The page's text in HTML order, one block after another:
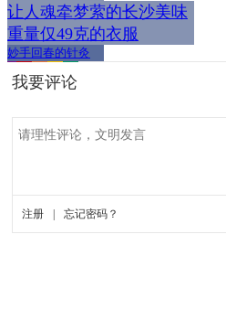
让人魂牵梦萦的长沙美味
重量仅49克的衣服
妙手回春的针灸